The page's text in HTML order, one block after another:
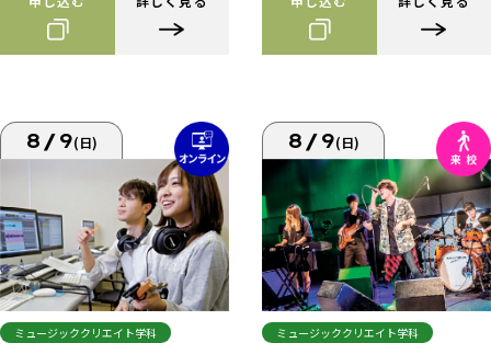
8/9(日)
ミュージッククリエイト学科
8/9(日)
ミュージッククリエイト学科